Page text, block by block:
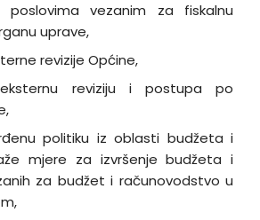
poslovima vezanim za fiskalnu
uprave,
revizije Općine,
eksternu reviziju i postupa po
politiku iz oblasti budžeta i
mjere za izvršenje budžeta i
za budžet i računovodstvo u